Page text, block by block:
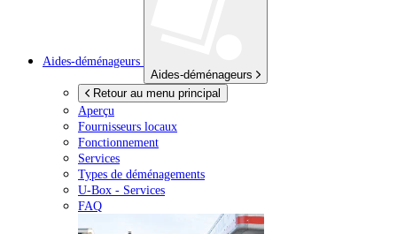
Aides-déménageurs
Aides-déménageurs
Retour au menu principal
Aperçu
Fournisseurs locaux
Fonctionnement
Services
Types de déménagements
U-Box - Services
FAQ